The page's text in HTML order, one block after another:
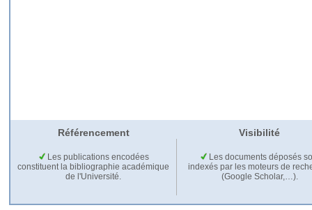
Référencement Visibilité
Les publications encodées
constituent la bibliographie académique
de l'Université.
Les documents déposés
indexés par les moteurs de
(Google Scholar,…).